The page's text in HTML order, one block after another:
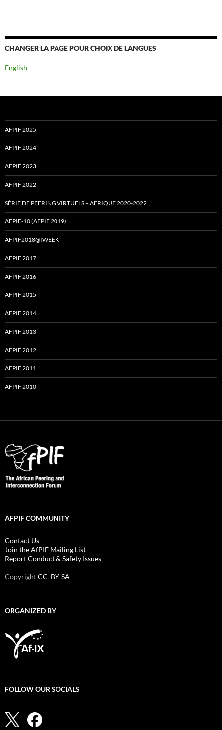
CHANGER LA PAGE POUR CHOIX DE LANGUES
English
AFPIF 2025
AFPIF 2024
AFPIF 2023
AFPIF 2022
SÉRIE DE PEERING VIRTUELS – AFRIQUE 2020-2022
AFPIF-10 (AFPIF 2019)
AFPIF2018@IWEEK
AFPIF 2017
AFPIF 2016
AFPIF 2015
AFPIF 2014
AFPIF 2013
AFPIF 2012
AFPIF 2011
AFPIF 2010
AFPIF COMMUNITY
Contact Us
Join the AfPIF Mailing List
Report Conduct & Safety Issues
CopyrightCC_BY-SA
ORGANIZED BY
FOLLOW OUR SOCIALS